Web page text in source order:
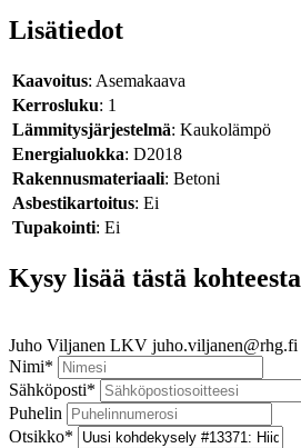
Lisätiedot
Kaavoitus: Asemakaava
Kerrosluku: 1
Lämmitysjärjestelmä: Kaukolämpö
Energialuokka: D2018
Rakennusmateriaali: Betoni
Asbestikartoitus: Ei
Tupakointi: Ei
Kysy lisää tästä kohteesta
Juho Viljanen LKV juho.viljanen@rhg.fi
Nimi*
Sähköposti*
Puhelin
Otsikko*